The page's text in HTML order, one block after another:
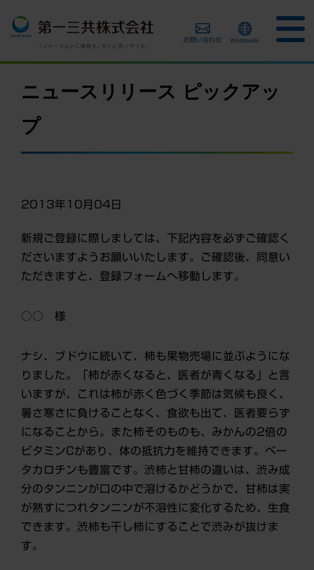
ニュースリリース ピックアッ
プ
2013年10月04日
新規ご登録に際しましては、下記内容を必ずご確認く
ださいますようお願いいたします。ご確認後、同意い
ただきますと、登録フォームへ移動します。
○○ 様
ナシ、ブドウに続いて、柿も果物売場に並ぶようにな
りました。「柿が赤くなると、医者が青くなる」と言
いますが、これは柿が赤く色づく季節は気候も良く、
暑さ寒さに負けることなく、食欲も出て、医者要らず
になることから。また柿そのものも、みかんの2倍の
ビタミンCがあり、体の抵抗力を維持できます。ベー
タカロチンも豊富です。渋柿と甘柿の違いは、渋み成
分のタンニンが口の中で溶けるかどうかで、甘柿は実
が熟すにつれタンニンが不溶性に変化するため、生食
できます。渋柿も干し柿にすることで渋みが抜けま
す。